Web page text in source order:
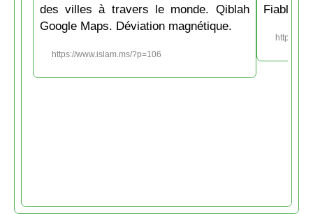
des villes à travers le monde. Qiblah
Google Maps. Déviation magnétique.
https://www.islam.ms/?p=106
Fiable et
https://